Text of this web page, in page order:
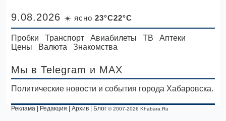
9.08.2026 ☀️ ясно23°C22°C
Пробки Транспорт Авиабилеты ТВ
Аптеки
Цены
Валюта Знакомства
Мы в Telegram и MAX
Политические новости и события города Хабаровска.
Реклама Редакция |Архив Блог © 2007-2026 Khabara.Ru